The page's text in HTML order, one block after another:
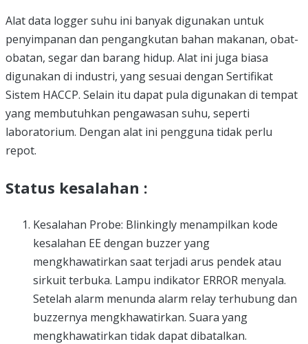
Alat data logger suhu ini banyak digunakan untuk
penyimpanan dan pengangkutan bahan makanan, obat-
obatan, segar dan barang hidup. Alat ini juga biasa
digunakan di industri, yang sesuai dengan Sertifikat
Sistem HACCP. Selain itu dapat pula digunakan di tempat
yang membutuhkan pengawasan suhu, seperti
laboratorium. Dengan alat ini pengguna tidak perlu
repot.
Status kesalahan :
Kesalahan Probe: Blinkingly menampilkan kode
kesalahan EE dengan buzzer yang
mengkhawatirkan saat terjadi arus pendek atau
sirkuit terbuka. Lampu indikator ERROR menyala.
Setelah alarm menunda alarm relay terhubung dan
buzzernya mengkhawatirkan. Suara yang
mengkhawatirkan tidak dapat dibatalkan.